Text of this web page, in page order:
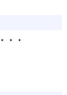
・・